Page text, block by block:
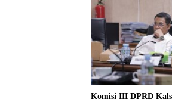
Komisi III DPRD